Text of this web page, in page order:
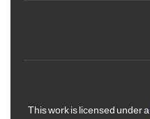
This work is licensed under a